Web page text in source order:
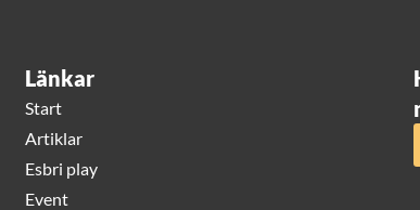
Länkar
Start
Artiklar
Esbri play
Event